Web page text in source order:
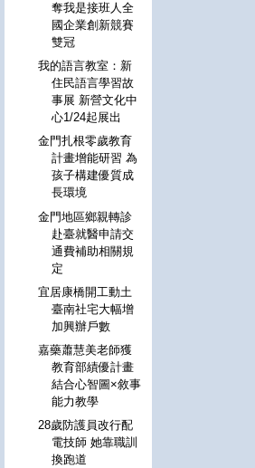
奪我是接班人全
國企業創新競賽
雙冠
我的語言教室：新
住民語言學習故
事展 新營文化中
心1/24起展出
金門扎根零歲教育
計畫增能研習 為
孩子構建優質成
長環境
金門地區鄉親轉診
赴臺就醫申請交
通費補助相關規
定
宜居康橋開工動土
臺南社宅大幅增
加興辦戶數
嘉藥蕭慧美老師獲
教育部績優計畫
結合心智圖×敘事
能力教學
28歲防護員改行配
電技師 她靠職訓
換跑道